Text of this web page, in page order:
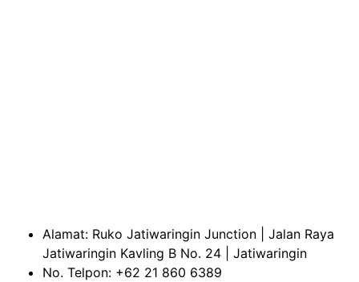
Alamat: Ruko Jatiwaringin Junction | Jalan Raya
Jatiwaringin Kavling B No. 24 | Jatiwaringin
No. Telpon: +62 21 860 6389